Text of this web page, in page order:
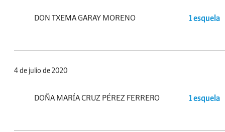
DON TXEMA GARAY MORENO 1 esquela
4 de julio de 2020
DOÑA MARÍA CRUZ PÉREZ FERRERO 1 esquela